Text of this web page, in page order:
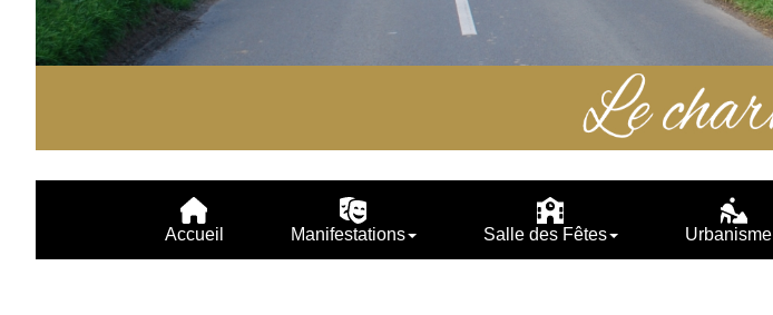
Accueil Manifestations Salle des Fêtes Urbanisme